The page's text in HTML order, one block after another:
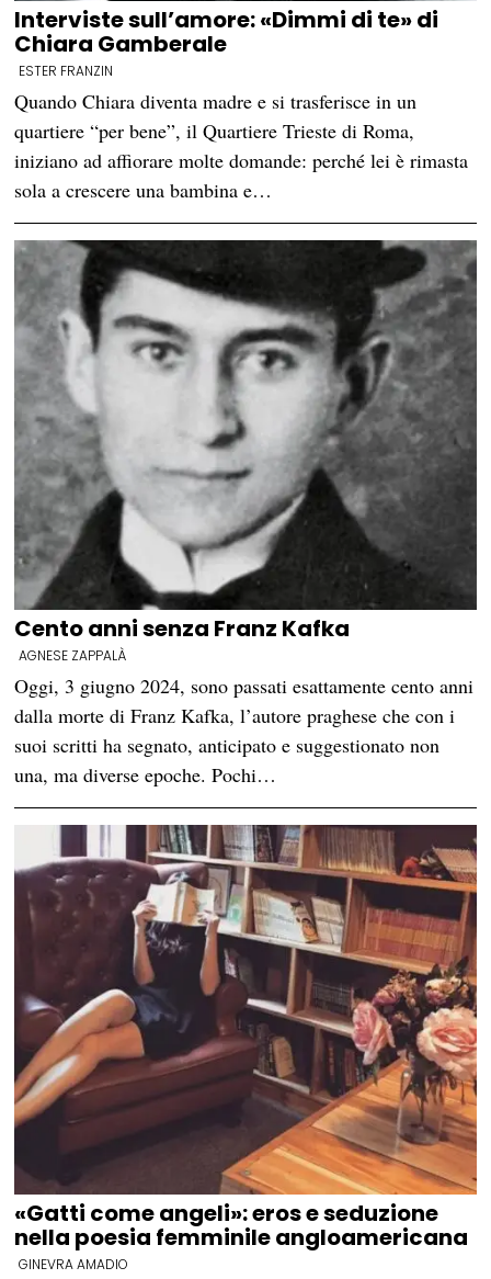
Interviste sull’amore: «Dimmi di te» di
Chiara Gamberale
ESTER FRANZIN
Quando Chiara diventa madre e si trasferisce in un
quartiere “per bene”, il Quartiere Trieste di Roma,
iniziano ad affiorare molte domande: perché lei è rimasta
sola a crescere una bambina e…
Cento anni senza Franz Kafka
AGNESE ZAPPALÀ
Oggi, 3 giugno 2024, sono passati esattamente cento anni
dalla morte di Franz Kafka, l’autore praghese che con i
suoi scritti ha segnato, anticipato e suggestionato non
una, ma diverse epoche. Pochi…
«Gatti come angeli»: eros e seduzione
nella poesia femminile angloamericana
GINEVRA AMADIO